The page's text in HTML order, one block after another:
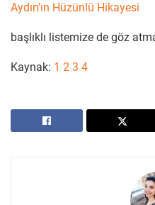
Aydın’ın Hüzünlü Hikayesi
başlıklı listemize de göz
Kaynak: 1 2 3 4